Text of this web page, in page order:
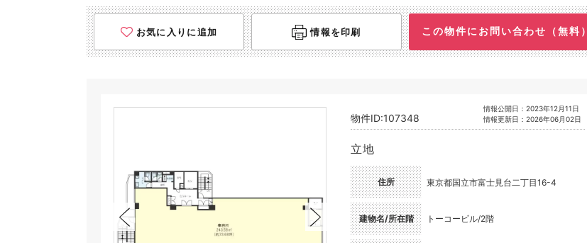
お気に入りに追加 情報を印刷 この物件にお問い合わせ（無料）
物件ID:107348
情報公開日：2023年12月11日
情報更新日：2026年06月02日
立地
住所 東京都国立市富士見台二丁目16-4
建物名/所在階 トーコービル/2階